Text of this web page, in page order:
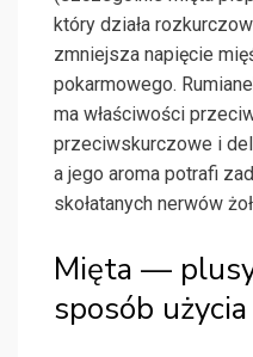
który działa
zmniejsza napięcie
pokarmowego.
ma właściwości
przeciwskurczowe i
a jego aroma potrafi
skołatanych nerwów
Mięta —
sposób użycia